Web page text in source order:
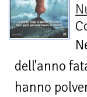
dell'anno
hanno